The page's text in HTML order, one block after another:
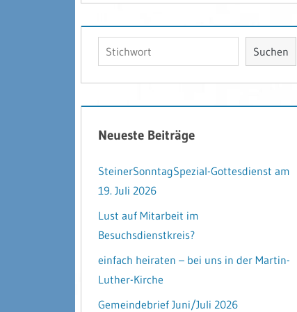
Suchen Suchen
Neueste Beiträge
SteinerSonntagSpezial-Gottesdienst am
19. Juli 2026
Lust auf Mitarbeit im
Besuchsdienstkreis?
einfach heiraten – bei uns in der Martin-
Luther-Kirche
Gemeindebrief Juni/Juli 2026